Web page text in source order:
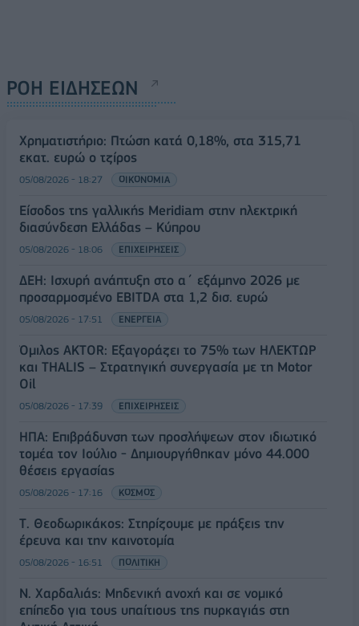
ΡΟΗ ΕΙΔΗΣΕΩΝ
Χρηματιστήριο: Πτώση κατά 0,18%, στα 315,71
εκατ. ευρώ ο τζίρος
05/08/2026 - 18:27 ΟΙΚΟΝΟΜΙΑ
Είσοδος της γαλλικής Meridiam στην ηλεκτρική
διασύνδεση Ελλάδας – Κύπρου
05/08/2026 - 18:06 ΕΠΙΧΕΙΡΗΣΕΙΣ
ΔΕΗ: Ισχυρή ανάπτυξη στο α΄ εξάμηνο 2026 με
προσαρμοσμένο EBITDA στα 1,2 δισ. ευρώ
05/08/2026 - 17:51 ΕΝΕΡΓΕΙΑ
Όμιλος AKTOR: Εξαγοράζει το 75% των ΗΛΕΚΤΩΡ
και THALIS – Στρατηγική συνεργασία με τη Motor
Oil
05/08/2026 - 17:39 ΕΠΙΧΕΙΡΗΣΕΙΣ
ΗΠΑ: Επιβράδυνση των προσλήψεων στον ιδιωτικό
τομέα τον Ιούλιο - Δημιουργήθηκαν μόνο 44.000
θέσεις εργασίας
05/08/2026 - 17:16 ΚΟΣΜΟΣ
Τ. Θεοδωρικάκος: Στηρίζουμε με πράξεις την
έρευνα και την καινοτομία
05/08/2026 - 16:51 ΠΟΛΙΤΙΚΗ
Ν. Χαρδαλιάς: Μηδενική ανοχή και σε νομικό
επίπεδο για τους υπαίτιους της πυρκαγιάς στη